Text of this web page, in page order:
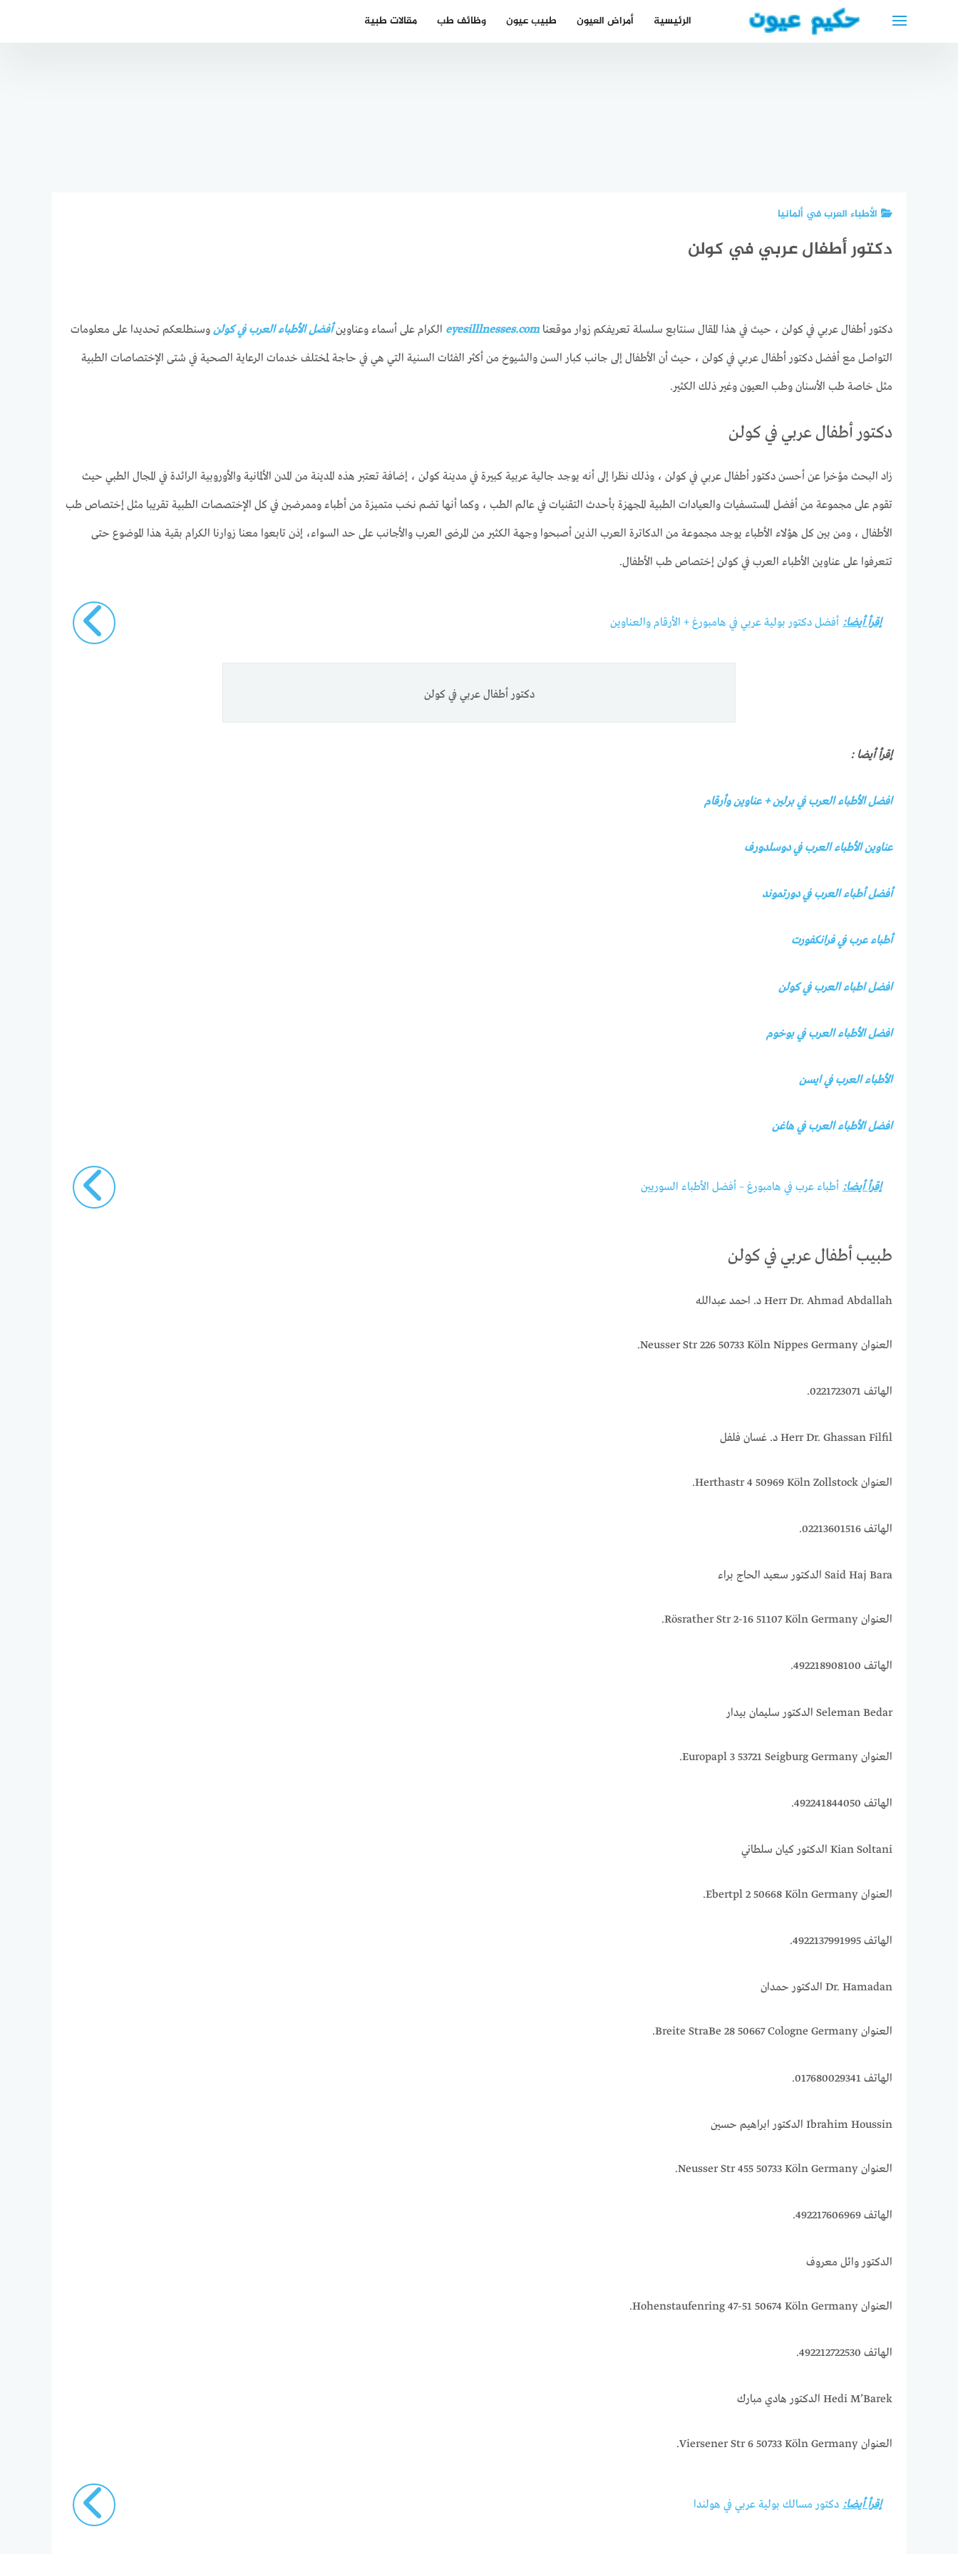
الرئيسية أمراض العيون طبيب عيون وظائف طب مقالات طبية
الأطباء العرب في ألمانيا
دكتور أطفال عربي في كولن
دكتور أطفال عربي في كولن ، حيث في هذا المقال سنتابع سلسلة تعريفكم زوار موقعنا eyesilllnesses.com الكرام على أسماء وعناوينأفضل الأطباء العرب في كولن وسنطلعكم تحديدا على معلومات
التواصل مع أفضل دكتور أطفال عربي في كولن ، حيث أن الأطفال إلى جانب كبار السن والشيوخ من أكثر الفئات السنية التي هي في حاجة لمختلف خدمات الرعاية الصحية في شتى الإختصاصات الطبية
مثل خاصة طب الأسنان وطب العيون وغير ذلك الكثير.
دكتور أطفال عربي في كولن
زاد البحث مؤخرا عن أحسن دكتور أطفال عربي في كولن ، وذلك نظرا إلى أنه يوجد جالية عربية كبيرة في مدينة كولن ، إضافة تعتبر هذه المدينة من المدن الألمانية والأوروبية الرائدة في المجال الطبي حيث
تقوم على مجموعة من أفضل المستسفيات والعيادات الطبية المجهزة بأحدث التقنيات في عالم الطب ، وكما أنها تضم نخب متميزة من أطباء وممرضين في كل الإختصصات الطبية تقريبا مثل إختصاص طب
الأطفال ، ومن بين كل هؤلاء الأطباء يوجد مجموعة من الدكاترة العرب الذين أصبحوا وجهة الكثير من المرضى العرب والأجانب على حد السواء، إذن تابعوا معنا زوارنا الكرام بقية هذا الموضوع حتى
تتعرفوا على عناوين الأطباء العرب في كولن إختصاص طب الأطفال.
إقرأ أيضا: أفضل دكتور بولية عربي في هامبورغ + الأرقام والعناوين
دكتور أطفال عربي في كولن
إقرأ أيضا :
افضل الأطباء العرب في برلين + عناوين وأرقام
عناوين الأطباء العرب في دوسلدورف
أفضل أطباء العرب في دورتموند
أطباء عرب في فرانكفورت
افضل اطباء العرب في كولن
افضل الأطباء العرب في بوخوم
الأطباء العرب في ايسن
افضل الأطباء العرب في هاغن
إقرأ أيضا: أطباء عرب في هامبورغ – أفضل الأطباء السوريين
طبيب أطفال عربي في كولن
Herr Dr. Ahmad Abdallah د. احمد عبدالله
العنوان Neusser Str 226 50733 Köln Nippes Germany.
الهاتف 0221723071.
Herr Dr. Ghassan Filfil د. غسان فلفل
العنوان Herthastr 4 50969 Köln Zollstock.
الهاتف 02213601516.
Said Haj Bara الدكتور سعيد الحاج براء
العنوان Rösrather Str 2-16 51107 Köln Germany.
الهاتف 492218908100.
Seleman Bedar الدكتور سليمان بيدار
العنوان Europapl 3 53721 Seigburg Germany.
الهاتف 492241844050.
Kian Soltani الدكتور كيان سلطاني
العنوان Ebertpl 2 50668 Köln Germany.
الهاتف 4922137991995.
Dr. Hamadan الدكتور حمدان
العنوان Breite StraBe 28 50667 Cologne Germany.
الهاتف 017680029341.
Ibrahim Houssin الدكتور ابراهيم حسين
العنوان Neusser Str 455 50733 Köln Germany.
الهاتف 492217606969.
الدكتور وائل معروف
العنوان Hohenstaufenring 47-51 50674 Köln Germany.
الهاتف 492212722530.
Hedi M’Barek الدكتور هادي مبارك
العنوان Viersener Str 6 50733 Köln Germany.
إقرأ أيضا: دكتور مسالك بولية عربي في هولندا